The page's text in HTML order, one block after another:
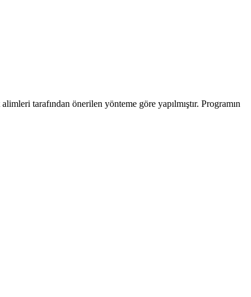
tarafından önerilen yönteme göre yapılmıştır. Programın